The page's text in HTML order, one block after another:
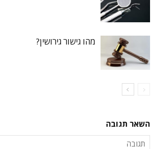
מהו גישור גירושין?
השאר תגובה